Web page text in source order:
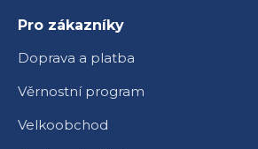
Pro zákazníky
Doprava a platba
Věrnostní program
Velkoobchod